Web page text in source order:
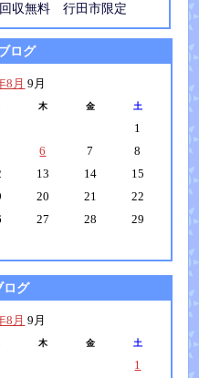
収無料 行田市限定
ログ
8月 9月
木 金 土
1
6 7
8
13 14
15
20 21
22
27 28
29
ログ
8月 9月
木 金 土
1